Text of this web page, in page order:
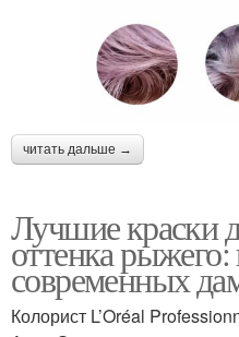
читать дальше →
Лучшие краски
оттенка
современных
Колорист L’Oréal